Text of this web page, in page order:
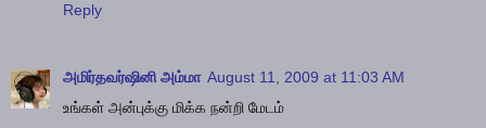
Reply
அமிர்தவர்ஷினி அம்மா August 11, 2009 at 11:03 AM
உங்கள் அன்புக்கு மிக்க நன்றி மேடம்